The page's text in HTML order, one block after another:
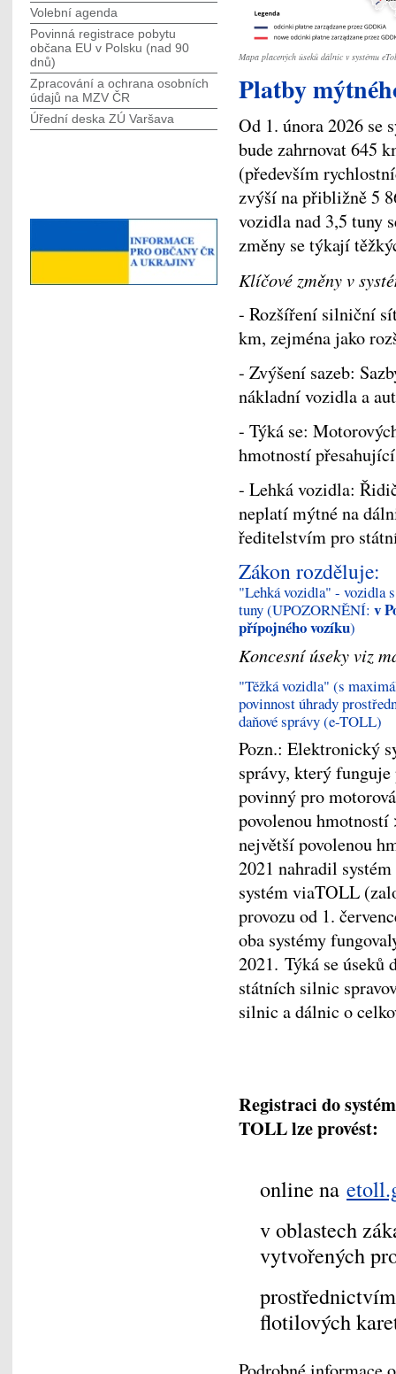
Mapa placených úseků dálnic v systému
Platby
Od 1. února 2026 se
bude zahrnovat 645
(především
zvýší na přibližně 5
vozidla nad 3,5 tuny
změny se týkají
Klíčové změny v
- Rozšíření silniční
km, zejména jako
- Zvýšení sazeb:
nákladní vozidla a
- Týká se:
hmotností
- Lehká vozidla:
neplatí mýtné na
ředitelstvím pro
Zákon rozděluje:
"Lehká vozidla" - vozidla
tuny (UPOZORNĚNÍ: v
přípojného vozíku)
Koncesní úseky viz
"Těžká vozidla" (s
povinnost úhrady
daňové správy (e-TOLL)
Pozn.: Elektronický
správy, který
povinný pro
povolenou hmotností
největší povolenou
2021 nahradil
systém viaTOLL
provozu od 1.
oba systémy
2021. Týká se
státních silnic
silnic a dálnic o
Registraci do
TOLL lze provést:
online na
v oblastech
vytvořených
flotilových
Volební agenda
Povinná registrace pobytu
občana EU v Polsku (nad 90
dnů)
Zpracování a ochrana osobních
údajů na MZV ČR
Úřední deska ZÚ Varšava